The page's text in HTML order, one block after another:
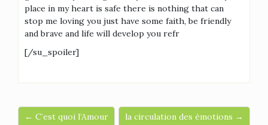
place in my heart is safe there is nothing that can
stop me loving you just have some faith, be friendly
and brave and life will develop you refr
[/su_spoiler]
← C’est quoi l’Amour la circulation des émotions →